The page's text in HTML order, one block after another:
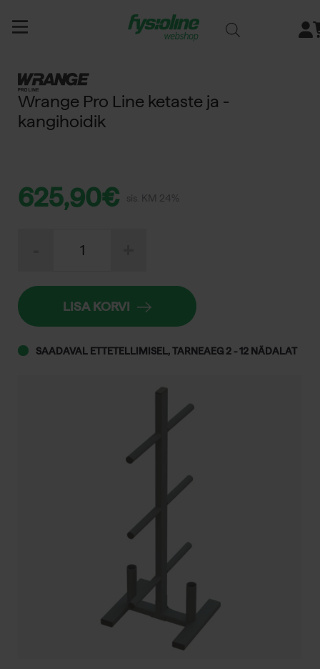
sisältöön
Wrange Pro Line ketaste ja -
kangihoidik
625,90€ sis. KM 24%
SAADAVAL ETTETELLIMISEL, TARNEAEG 2 - 12 NÄDALAT
-
kangihoidik
kogus
LISA KORVI